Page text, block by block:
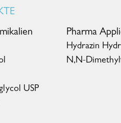
USP
Pharma
Hydrazin
N,N-